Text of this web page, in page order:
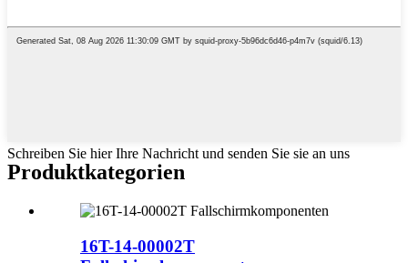
Schreiben Sie hier Ihre Nachricht und senden Sie sie an uns
Produktkategorien
16T-14-00002T